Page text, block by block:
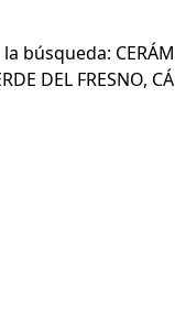
DEL FRESNO,